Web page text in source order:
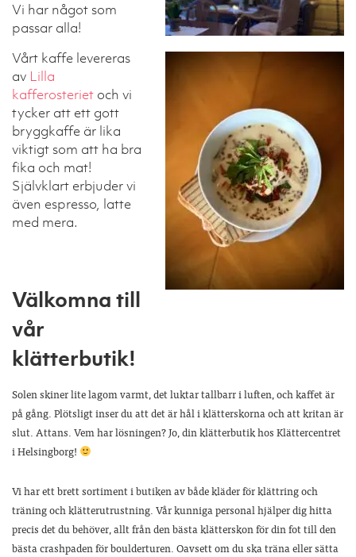
Vi har något som
passar alla!
Vårt kaffe levereras
av Lilla
kafferosteriet och vi
tycker att ett gott
bryggkaffe är lika
viktigt som att ha bra
fika och mat!
Självklart erbjuder vi
även espresso, latte
med mera.
Välkomna till
vår
klätterbutik!
Solen skiner lite lagom varmt, det luktar tallbarr i luften, och kaffet är
på gång. Plötsligt inser du att det är hål i klätterskorna och att kritan är
slut. Attans. Vem har lösningen? Jo, din klätterbutik hos Klättercentret
i Helsingborg!
Vi har ett brett sortiment i butiken av både kläder för klättring och
träning och klätterutrustning. Vår kunniga personal hjälper dig hitta
precis det du behöver, allt från den bästa klätterskon för din fot till den
bästa crashpaden för boulderturen. Oavsett om du ska träna eller sätta